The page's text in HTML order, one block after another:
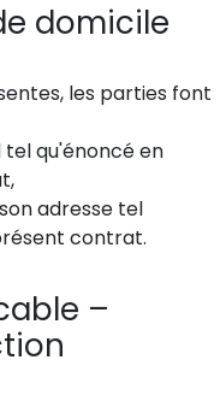
domicile
les parties font
tel qu'énoncé en
adresse tel
contrat.
–